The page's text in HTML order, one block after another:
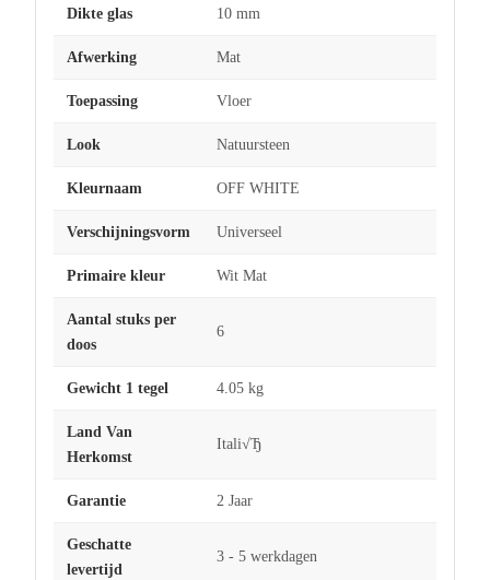
Dikte glas 10 mm
Afwerking Mat
Toepassing Vloer
Look Natuursteen
Kleurnaam OFF WHITE
Verschijningsvorm Universeel
Primaire kleur Wit Mat
Aantal stuks per
doos
6
Gewicht 1 tegel 4.05 kg
Land Van
Herkomst
Itali√Ђ
Garantie 2 Jaar
Geschatte
levertijd
3 - 5 werkdagen